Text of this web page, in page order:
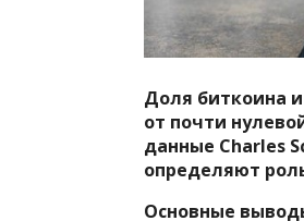
Доля биткоина
от почти
данные Charles
определяют
Основные